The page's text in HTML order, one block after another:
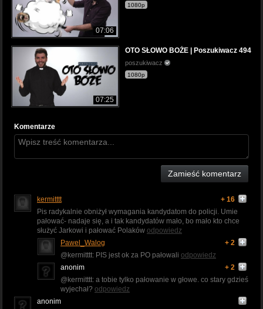
07:06
1080p
07:25
OTO SŁOWO BOŻE | Poszukiwacz 494
poszukiwacz
1080p
Komentarze
Zamieść komentarz
kermitttt
+ 16
Pis radykalnie obniżył wymagania kandydatom do policji. Umie
pałować- nadaje się, a i tak kandydatów mało, bo mało kto chce
służyć Jarkowi i pałować Polaków odpowiedz
Pawel_Walog
+ 2
@kermitttt: PIS jest ok za PO pałowali odpowiedz
anonim
+ 2
@kermitttt: a tobie tylko pałowanie w głowe. co stary gdzieś
wyjechał? odpowiedz
anonim